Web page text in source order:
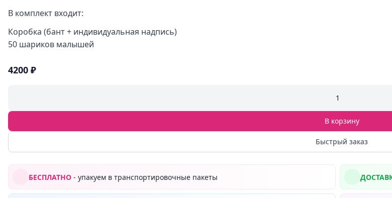
В комплект входит:
Коробка (бант + индивидуальная надпись)
50 шариков малышей
4200 ₽
1
В корзину
Быстрый заказ
БЕСПЛАТНО - упакуем в транспортировочные пакеты